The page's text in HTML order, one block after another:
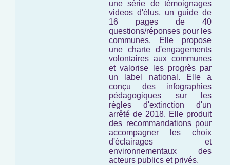
une série de témoignages
videos d'élus, un guide de
16 pages de 40
questions/réponses pour les
communes. Elle propose
une charte d'engagements
volontaires aux communes
et valorise les progrès par
un label national. Elle a
conçu des infographies
pédagogiques sur les
règles d'extinction d'un
arrêté de 2018. Elle produit
des recommandations pour
accompagner les choix
d'éclairages et
environnementaux des
acteurs publics et privés.